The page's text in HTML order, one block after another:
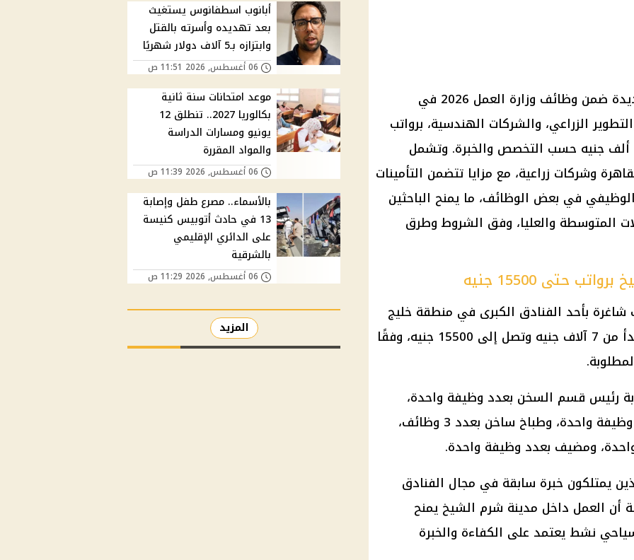
أتاحت وزارة العمل فرص تشغيل جديدة ضمن وظائف وزارة العمل 2026 في
الزراعي، والشركات الهندسية، برواتب
تبدأ من 7 آلاف جنيه وتصل إلى 40 ألف جنيه حسب التخصص والخبرة. وتشمل
وشركات زراعية، مع مزايا تتضمن التأمينات
في بعض الوظائف، ما يمنح الباحثين
المتوسطة والعليا، وفق الشروط وطرق
حتى 15500 جنيه
بأحد الفنادق الكبرى في منطقة خليج
نعمة بمدينة شرم الشيخ، برواتب تبدأ من 7 آلاف جنيه وتصل إلى 15500 جنيه، وفقًا
رئيس قسم السخن بعدد وظيفة واحدة،
ورئيس قسم البارد «مانجيه» بعدد وظيفة واحدة، وطباخ ساخن بعدد 3 وظائف،
ومضيف بعدد وظيفة واحدة.
يمتلكون خبرة سابقة في مجال الفنادق
أن العمل داخل مدينة شرم الشيخ يمنح
نشط يعتمد على الكفاءة والخبرة
أبانوب اسطفانوس يستغيث
بعد تهديده وأسرته بالقتل
وابتزازه بـ5 آلاف دولار شهريًا
06 أغسطس, 2026 11:51 ص
موعد امتحانات سنة ثانية
بكالوريا 2027.. تنطلق 12
يونيو ومسارات الدراسة
والمواد المقررة
06 أغسطس, 2026 11:39 ص
بالأسماء.. مصرع طفل وإصابة
13 في حادث أتوبيس كنيسة
على الدائري الإقليمي
بالشرقية
06 أغسطس, 2026 11:29 ص
المزيد